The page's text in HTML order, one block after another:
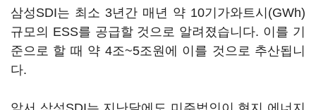
삼성SDI는 최소 3년간 매년 약 10기가와트시(GWh)
규모의 ESS를 공급할 것으로 알려졌습니다. 이를 기
준으로 할 때 약 4조~5조원에 이를 것으로 추산됩니
다.